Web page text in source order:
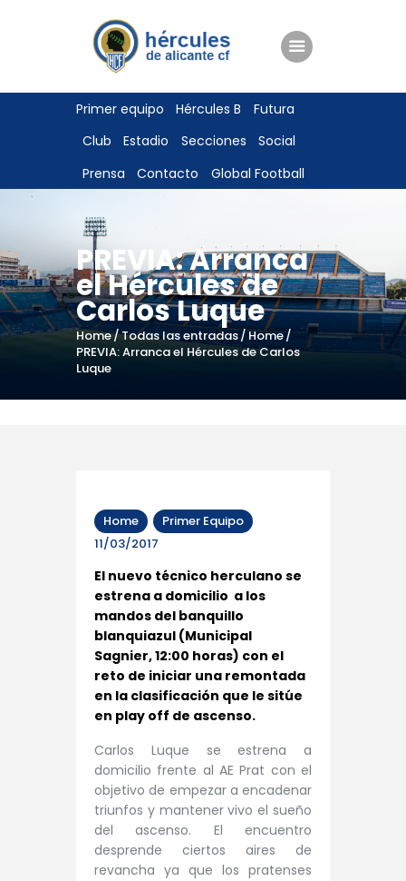
Primer equipo Hércules B
Futura
Club
Estadio Secciones
Social
Prensa
Contacto Global Football
PREVIA: Arranca
el Hércules de
Carlos Luque
Home Todas las entradas
Home
PREVIA: Arranca el Hércules de Carlos
Luque
ENTRADAS
TIENDA
HÉRCULESCF100
Home
Primer Equipo
11/03/2017
El nuevo técnico herculano se
estrena a domicilio a los
mandos del banquillo
blanquiazul (Municipal
Sagnier, 12:00 horas) con el
reto de iniciar una remontada
en la clasificación que le sitúe
en play off de ascenso.
Carlos Luque se estrena a
domicilio frente al AE Prat con el
objetivo de empezar a encadenar
triunfos y mantener vivo el sueño
del ascenso. El encuentro
desprende ciertos aires de
revancha ya que los pratenses